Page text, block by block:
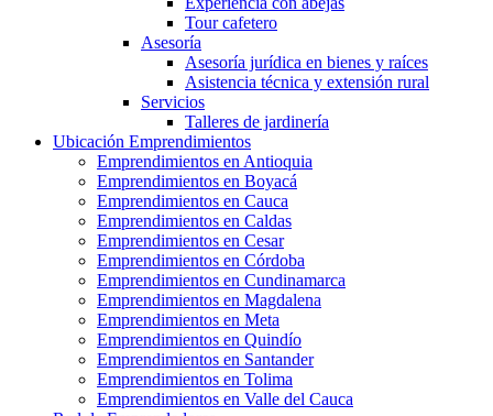
Tour cafetero
Asesoría
Asesoría jurídica en bienes y raíces
Asistencia técnica y extensión rural
Servicios
Talleres de jardinería
Ubicación Emprendimientos
Emprendimientos en Antioquia
Emprendimientos en Boyacá
Emprendimientos en Cauca
Emprendimientos en Caldas
Emprendimientos en Cesar
Emprendimientos en Córdoba
Emprendimientos en Cundinamarca
Emprendimientos en Magdalena
Emprendimientos en Meta
Emprendimientos en Quindío
Emprendimientos en Santander
Emprendimientos en Tolima
Emprendimientos en Valle del Cauca